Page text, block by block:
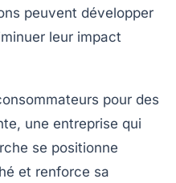
peuvent développer
leur impact
pour des
une entreprise qui
se positionne
et renforce sa